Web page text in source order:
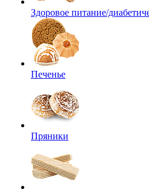
Здоровое питание/
Печенье
Пряники